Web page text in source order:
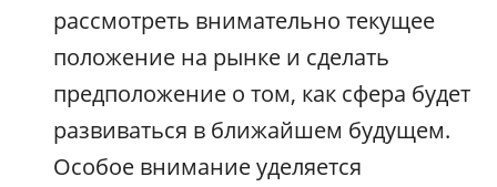
рассмотреть внимательно текущее
положение на рынке и сделать
предположение о том, как сфера будет
развиваться в ближайшем будущем.
Особое внимание уделяется